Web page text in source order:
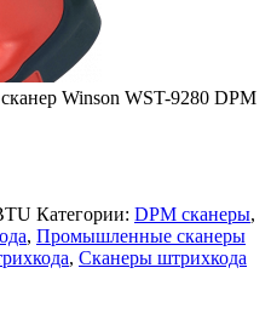
Winson WST-9280 DPM
Категории: DPM сканеры,
, Промышленные сканеры
, Сканеры штрихкода